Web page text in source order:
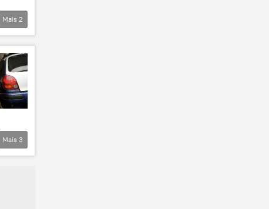
Mais 2
Mais 3